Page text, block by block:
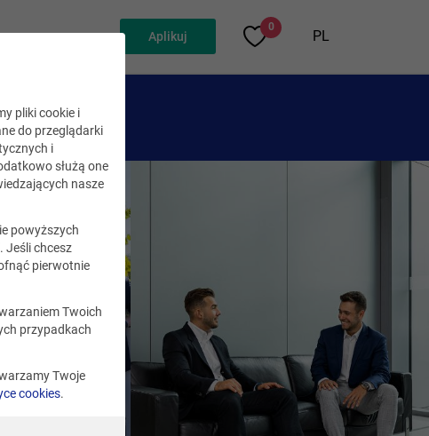
Aplikuj
0
PL
pliki cookie i
do przeglądarki
i
służą one
nasze
powyższych
Jeśli chcesz
pierwotnie
Twoich
przypadkach
Twoje
cookies.